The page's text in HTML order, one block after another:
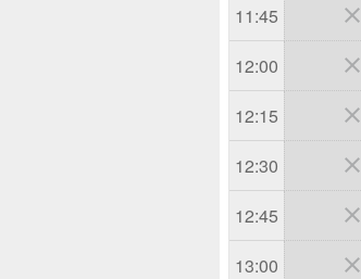
11:45 
12:00 
12:15 
12:30 
12:45 
13:00 